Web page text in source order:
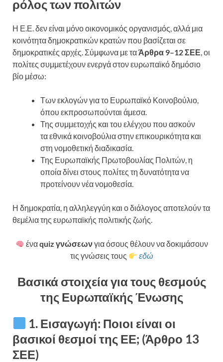
ρόλος των πολιτών
Η Ε.Ε. δεν είναι μόνο οικονομικός οργανισμός, αλλά μια
κοινότητα δημοκρατικών κρατών που βασίζεται σε
δημοκρατικές αρχές. Σύμφωνα με ταΆρθρα 9–12 ΣΕΕ, οι
πολίτες συμμετέχουν ενεργά στον ευρωπαϊκό δημόσιο
βίο μέσω:
Των εκλογών για το Ευρωπαϊκό Κοινοβούλιο,
όπου εκπροσωπούνται άμεσα.
Της συμμετοχής και του ελέγχου που ασκούν
τα εθνικά κοινοβούλια στην επικουρικότητα και
στη νομοθετική διαδικασία.
Της Ευρωπαϊκής Πρωτοβουλίας Πολιτών, η
οποία δίνει στους πολίτες τη δυνατότητα να
προτείνουν νέα νομοθεσία.
Η δημοκρατία, η αλληλεγγύη και ο διάλογος αποτελούν τα
θεμέλια της ευρωπαϊκής πολιτικής ζωής.
έναquiz γνώσεωνγια όσους θέλουν να δοκιμάσουν
τις γνώσεις τους
εδώ
Βασικά στοιχεία για τους θεσμούς
της Ευρωπαϊκής Ένωσης
1. Εισαγωγή: Ποιοι είναι οι
βασικοί θεσμοί της ΕΕ; (Άρθρο 13
ΣΕΕ)